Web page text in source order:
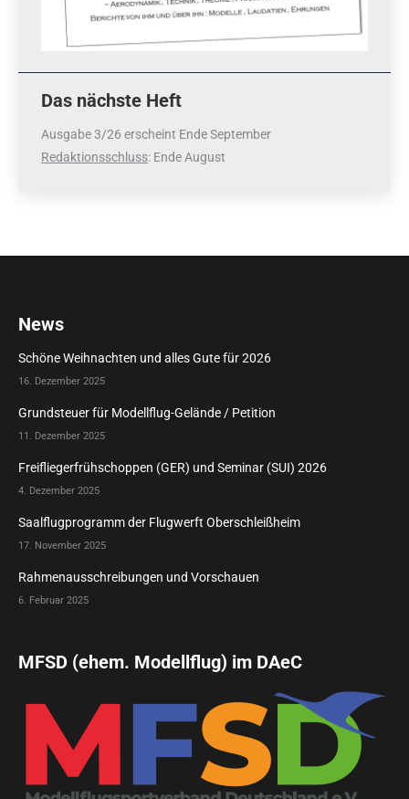
Das nächste Heft
Ausgabe 3/26 erscheint Ende September
Redaktionsschluss: Ende August
News
Schöne Weihnachten und alles Gute für 2026
16. Dezember 2025
Grundsteuer für Modellflug-Gelände / Petition
11. Dezember 2025
Freifliegerfrühschoppen (GER) und Seminar (SUI) 2026
4. Dezember 2025
Saalflugprogramm der Flugwerft Oberschleißheim
17. November 2025
Rahmenausschreibungen und Vorschauen
6. Februar 2025
MFSD (ehem. Modellflug) im DAeC